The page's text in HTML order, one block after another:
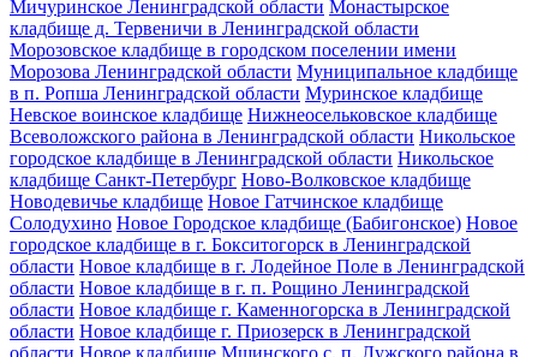
Мичуринское Ленинградской области Монастырское
кладбище д. Тервеничи в Ленинградской области
Морозовское кладбище в городском поселении имени
Морозова Ленинградской области Муниципальное кладбище
в п. Ропша Ленинградской области Муринское кладбище
Невское воинское кладбище Нижнеосельковское кладбище
Всеволожского района в Ленинградской области Никольское
городское кладбище в Ленинградской области Никольское
кладбище Санкт-Петербург Ново-Волковское кладбище
Новодевичье кладбище Новое Гатчинское кладбище
Солодухино Новое Городское кладбище (Бабигонское) Новое
городское кладбище в г. Бокситогорск в Ленинградской
области Новое кладбище в г. Лодейное Поле в Ленинградской
области Новое кладбище в г. п. Рощино Ленинградской
области Новое кладбище г. Каменногорска в Ленинградской
области Новое кладбище г. Приозерск в Ленинградской
области Новое кладбище Мшинского с. п. Лужского района в